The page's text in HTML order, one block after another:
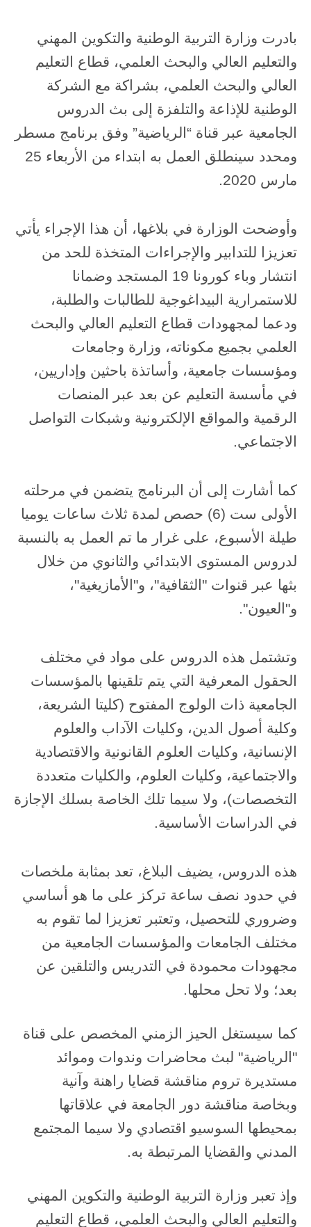
بادرت وزارة التربية الوطنية والتكوين المهني
والتعليم العالي والبحث العلمي، قطاع التعليم
العالي والبحث العلمي، بشراكة مع الشركة
الوطنية للإذاعة والتلفزة إلى بث الدروس
الجامعية عبر قناة “الرياضية” وفق برنامج مسطر
ومحدد سينطلق العمل به ابتداء من الأربعاء 25
مارس 2020.
وأوضحت الوزارة في بلاغها، أن هذا الإجراء يأتي
تعزيزا للتدابير والإجراءات المتخذة للحد من
انتشار وباء كورونا 19 المستجد وضمانا
للاستمرارية البيداغوجية للطالبات والطلبة،
ودعما لمجهودات قطاع التعليم العالي والبحث
العلمي بجميع مكوناته، وزارة وجامعات
ومؤسسات جامعية، وأساتذة باحثين وإداريين،
في مأسسة التعليم عن بعد عبر المنصات
الرقمية والمواقع الإلكترونية وشبكات التواصل
الاجتماعي.
كما أشارت إلى أن البرنامج يتضمن في مرحلته
الأولى ست (6) حصص لمدة ثلاث ساعات يوميا
طيلة الأسبوع، على غرار ما تم العمل به بالنسبة
لدروس المستوى الابتدائي والثانوي من خلال
بثها عبر قنوات "الثقافية"، و"الأمازيغية"،
و"العيون".
وتشتمل هذه الدروس على مواد في مختلف
الحقول المعرفية التي يتم تلقينها بالمؤسسات
الجامعية ذات الولوج المفتوح (كليتا الشريعة،
وكلية أصول الدين، وكليات الآداب والعلوم
الإنسانية، وكليات العلوم القانونية والاقتصادية
والاجتماعية، وكليات العلوم، والكليات متعددة
التخصصات)، ولا سيما تلك الخاصة بسلك الإجازة
في الدراسات الأساسية.
هذه الدروس، يضيف البلاغ، تعد بمثابة ملخصات
في حدود نصف ساعة تركز على ما هو أساسي
وضروري للتحصيل، وتعتبر تعزيزا لما تقوم به
مختلف الجامعات والمؤسسات الجامعية من
مجهودات محمودة في التدريس والتلقين عن
بعد؛ ولا تحل محلها.
كما سيستغل الحيز الزمني المخصص على قناة
"الرياضية" لبث محاضرات وندوات وموائد
مستديرة تروم مناقشة قضايا راهنة وآنية
وبخاصة مناقشة دور الجامعة في علاقاتها
بمحيطها السوسيو اقتصادي ولا سيما المجتمع
المدني والقضايا المرتبطة به.
وإذ تعبر وزارة التربية الوطنية والتكوين المهني
والتعليم العالي والبحث العلمي، قطاع التعليم